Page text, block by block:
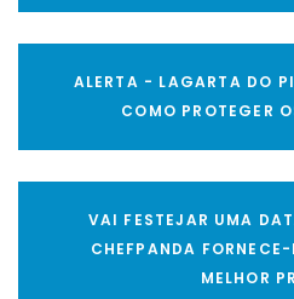
ALERTA - LAGARTA DO
COMO PROTEGER
VAI FESTEJAR UMA
CHEFPANDA
MELHOR